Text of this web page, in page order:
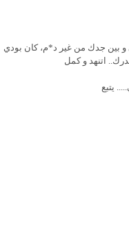
بين جدك من غير د*م، كان بودي
اتنهد و كمل
يتبع